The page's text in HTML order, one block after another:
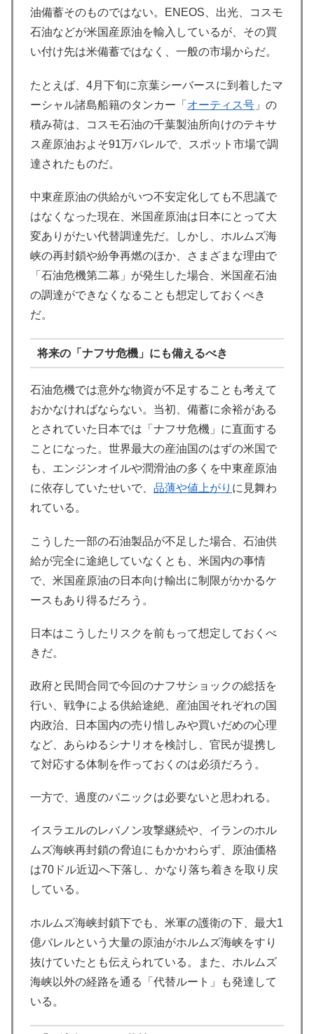
油備蓄そのものではない。ENEOS、出光、コスモ
石油などが米国産原油を輸入しているが、その買
い付け先は米備蓄ではなく、一般の市場からだ。
たとえば、4月下旬に京葉シーバースに到着したマ
ーシャル諸島船籍のタンカー「 オーティス号 」の
積み荷は、コスモ石油の千葉製油所向けのテキサ
ス産原油およそ91万バレルで、スポット市場で調
達されたものだ。
中東産原油の供給がいつ不安定化しても不思議で
はなくなった現在、米国産原油は日本にとって大
変ありがたい代替調達先だ。しかし、ホルムズ海
峡の再封鎖や紛争再燃のほか、さまざまな理由で
「石油危機第二幕」が発生した場合、米国産石油
の調達ができなくなることも想定しておくべき
だ。
将来の「ナフサ危機」にも備えるべき
石油危機では意外な物資が不足することも考えて
おかなければならない。当初、備蓄に余裕がある
とされていた日本では「ナフサ危機」に直面する
ことになった。世界最大の産油国のはずの米国で
も、エンジンオイルや潤滑油の多くを中東産原油
に依存していたせいで、 品薄や値上がり に見舞わ
れている。
こうした一部の石油製品が不足した場合、石油供
給が完全に途絶していなくとも、米国内の事情
で、米国産原油の日本向け輸出に制限がかかるケ
ースもあり得るだろう。
日本はこうしたリスクを前もって想定しておくべ
きだ。
政府と民間合同で今回のナフサショックの総括を
行い、戦争による供給途絶、産油国それぞれの国
内政治、日本国内の売り惜しみや買いだめの心理
など、あらゆるシナリオを検討し、官民が提携し
て対応する体制を作っておくのは必須だろう。
一方で、過度のパニックは必要ないと思われる。
イスラエルのレバノン攻撃継続や、イランのホル
ムズ海峡再封鎖の脅迫にもかかわらず、原油価格
は70ドル近辺へ下落し、かなり落ち着きを取り戻
している。
ホルムズ海峡封鎖下でも、米軍の護衛の下、最大1
億バレルという大量の原油がホルムズ海峡をすり
抜けていたとも伝えられている。また、ホルムズ
海峡以外の経路を通る「代替ルート」も発達して
いる。